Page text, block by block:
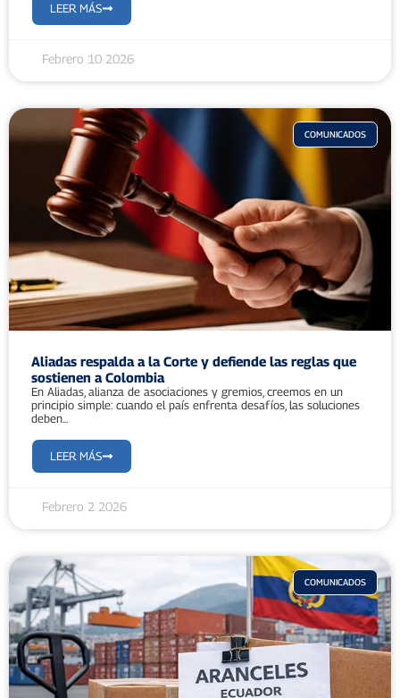
LEER MÁS
Febrero 10 2026
COMUNICADOS
Aliadas respalda a la Corte y defiende las reglas que
sostienen a Colombia
En Aliadas, alianza de asociaciones y gremios, creemos en un
principio simple: cuando el país enfrenta desafíos, las soluciones
deben...
LEER MÁS
Febrero 2 2026
COMUNICADOS